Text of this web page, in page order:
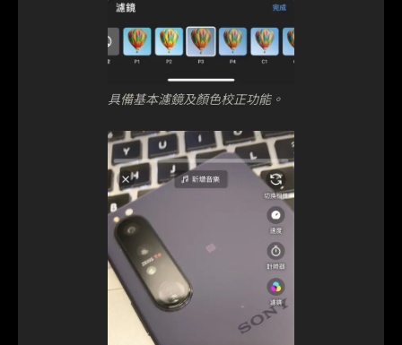
具備基本濾鏡及顏色校正功能。